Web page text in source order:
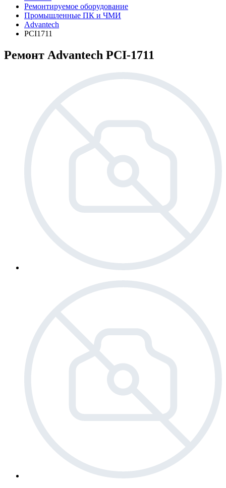
Ремонтируемое оборудование
Промышленные ПК и ЧМИ
Advantech
PCI1711
Ремонт Advantech PCI-1711